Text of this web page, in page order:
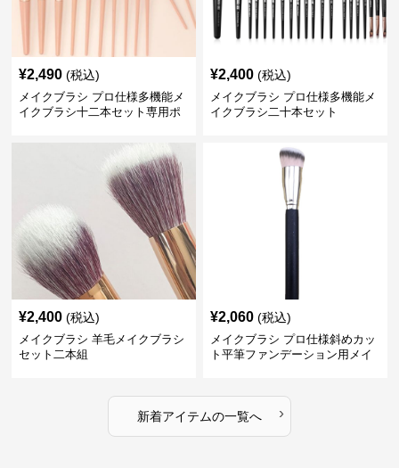
¥2,490 (税込)
メイクブラシ プロ仕様多機能メ
イクブラシ十二本セット専用ポ
¥2,400 (税込)
メイクブラシ プロ仕様多機能メ
イクブラシ二十本セット
¥2,400 (税込)
メイクブラシ 羊毛メイクブラシ
セット二本組
¥2,060 (税込)
メイクブラシ プロ仕様斜めカッ
ト平筆ファンデーション用メイ
新着アイテムの一覧へ ›